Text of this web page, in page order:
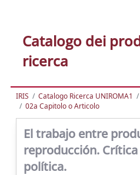
Catalogo dei
ricerca
IRIS Catalogo Ricerca UNIROMA1
02a Capitolo o Articolo
El trabajo entre
reproducción.
política.